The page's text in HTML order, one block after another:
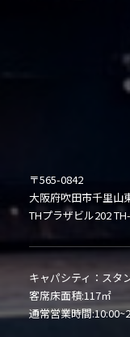
〒565-0842
大阪府吹田市千里山
THプラザビル202
キャパシティ：スタ
客席床面積:117㎡
通常営業時間